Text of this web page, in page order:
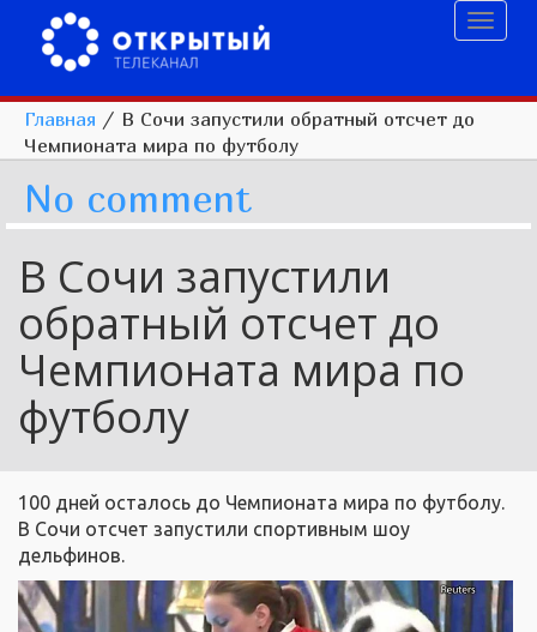
Главная / В Сочи запустили обратный отсчет до
Чемпионата мира по футболу
No comment
В Сочи запустили
обратный отсчет до
Чемпионата мира по
футболу
100 дней осталось до Чемпионата мира по футболу.
В Сочи отсчет запустили спортивным шоу
дельфинов.